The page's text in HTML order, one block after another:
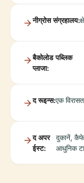
नीग्रोस संग्रहालय:
बैकोलोड पब्लिक
प्लाजा:
द रूइन्स:एक
द अपर
ईस्ट:
दुकानें,
आधुनिक